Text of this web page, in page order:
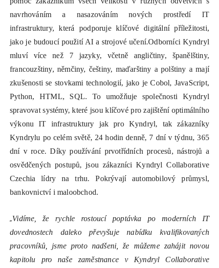
navrhováním a nasazováním nových prostředí IT
infrastruktury, která podporuje klíčové digitální příležitosti,
jako je budoucí použití AI a strojové učení.Odborníci Kyndryl
mluví více než 7 jazyky, včetně angličtiny, španělštiny,
francouzštiny, němčiny, češtiny, maďarštiny a polštiny a mají
zkušenosti se stovkami technologií, jako je Cobol, JavaScript,
Python, HTML, SQL. To umožňuje společnosti Kyndryl
spravovat systémy, které jsou klíčové pro zajištění optimálního
výkonu IT infrastruktury jak pro Kyndryl, tak zákazníky
Kyndrylu po celém světě, 24 hodin denně, 7 dní v týdnu, 365
dní v roce. Díky používání prvotřídních procesů, nástrojů a
osvědčených postupů, jsou zákazníci Kyndryl Collaborative
Czechia lídry na trhu. Pokrývají automobilový průmysl,
bankovnictví i maloobchod.
„Vidíme, že rychle rostoucí poptávka po moderních IT
dovednostech daleko převyšuje nabídku kvalifikovaných
pracovníků, jsme proto nadšeni, že můžeme zahájit novou
kapitolu pro naše zaměstnance v Kyndryl Collaborative